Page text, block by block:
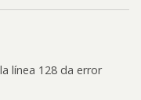
línea 128 da error